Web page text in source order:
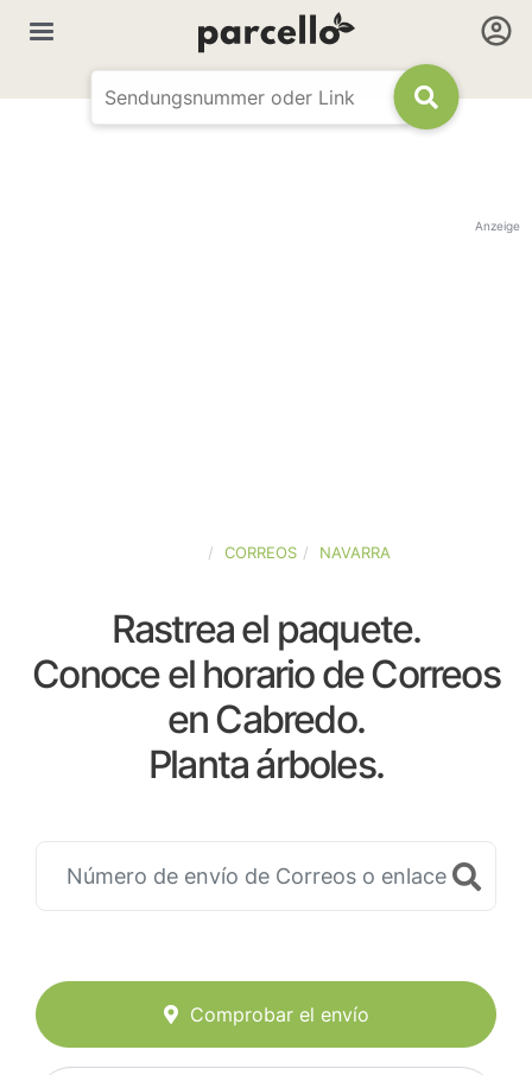
Anzeige
CORREOS NAVARRA
Rastrea el paquete.
Conoce el horario de Correos
en Cabredo.
Planta árboles.
Comprobar el envío